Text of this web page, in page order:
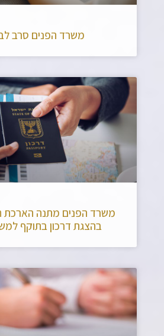
משרד הפנים סרב
משרד הפנים מתנה הארכת
בהצגת דרכון בתוקף